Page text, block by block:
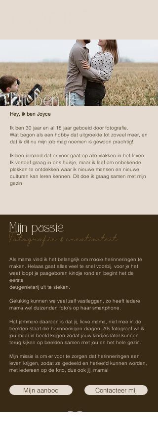
Dit ben ik
Hey, ik ben Joyce
Ik ben 30 jaar en al 18 jaar geboeid door fotografie.
Wat begon als een hobby dat uitgroeide tot zoveel meer, en
dat ik dit nu mijn job mag noemen is gewoon prachtig!
Ik ben iemand dat er voor gaat op alle vlakken in het leven.
Ik vertoef graag in ons huisje, maar ik leef om onbekende
plekken te ontdekken waar ik nieuwe mensen en nieuwe
culturen kan leren kennen. Dit doe ik graag samen met mijn
gezin.
Fotografie & creativiteit
Mijn passie
Als mama vind ik het belangrijk om mooie herinneringen te
maken. Helaas gaat alles veel te snel voorbij, voor je het
weet loopt je pasgeboren kindje rond en begint het de
eerste
deugenieterij uit te steken.
Gelukkig kunnen we veel zelf vastleggen, zo heeft iedere
mama wel duizenden foto's op haar smartphone.
Het jammere daaraan is dat jij, lieve mama, niet mee in de
beelden staat die herinneringen dragen. Als fotograaf wil ik
jou meer in beeld krijgen zodat jouw kindjes later kunnen
terug kijken op beelden samen met jou en het hele gezin.
Mijn missie is om er voor te zorgen dat herinneringen een
leven krijgen, zodat ze gedeeld en herleefd kunnen worden,
met iedereen op de foto, dus ook jij, mama!
Mijn aanbod Contacteer mij